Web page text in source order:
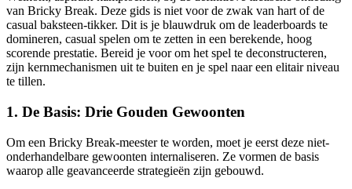
van Bricky Break. Deze gids is niet voor de zwak van hart of de
casual baksteen-tikker. Dit is je blauwdruk om de leaderboards te
domineren, casual spelen om te zetten in een berekende, hoog
scorende prestatie. Bereid je voor om het spel te deconstructeren,
zijn kernmechanismen uit te buiten en je spel naar een elitair niveau
te tillen.
1. De Basis: Drie Gouden Gewoonten
Om een Bricky Break-meester te worden, moet je eerst deze niet-
onderhandelbare gewoonten internaliseren. Ze vormen de basis
waarop alle geavanceerde strategieën zijn gebouwd.